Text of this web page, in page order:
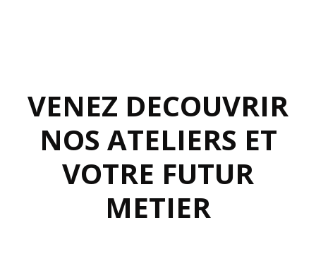
VENEZ DECOUVRIR
NOS ATELIERS ET
VOTRE FUTUR
METIER